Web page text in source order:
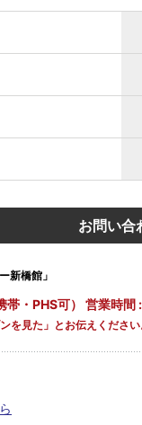
お問い合
新橋館」
帯・PHS可） 営業時
を見た」とお伝えください